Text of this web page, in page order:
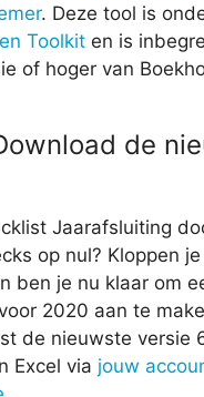
. Deze tool is
Toolkit en is
of hoger van
de
Jaarafsluiting
op nul? Kloppen
ben je nu klaar om
2020 aan te
de nieuwste versie
Excel via jouw